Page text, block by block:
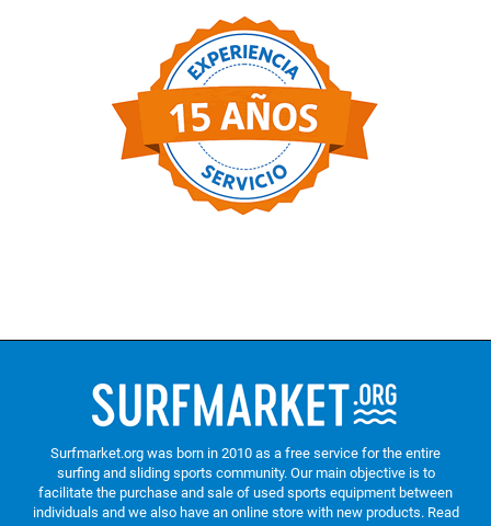
Surfmarket.org was born in 2010 as a free service for the entire
surfing and sliding sports community. Our main objective is to
facilitate the purchase and sale of used sports equipment between
individuals and we also have an online store with new products. Read